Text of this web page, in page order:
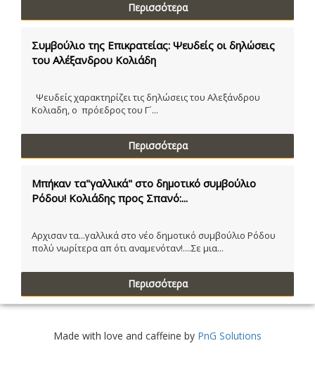
Περισσότερα
Συμβούλιο της Επικρατείας: Ψευδείς οι δηλώσεις
του Αλέξανδρου Κολιάδη
Ψευδείς χαρακτηρίζει τις δηλώσεις του Αλεξάνδρου
Κολιαδη, ο πρόεδρος του Γ´...
Περισσότερα
Μπήκαν τα"γαλλικά" στο δημοτικό συμβούλιο
Ρόδου! Κολιάδης προς Σπανό:...
Αρχισαν τα...γαλλικά στο νέο δημοτικό συμβούλιο Ρόδου
πολύ νωρίτερα απ ότι αναμενόταν!....Σε μια...
Περισσότερα
Made with love and caffeine by PnG Solutions